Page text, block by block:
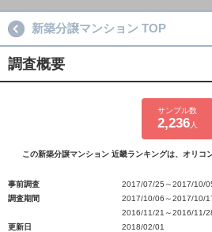
新築分譲マンション TOP
調査概要
サンプル数
2,236人
この新築分譲マンション 近畿ランキングは、オリコ
事前調査
2017/07/25～2017/10/
調査期間
2017/10/06～2017/10/
2016/11/21～2016/11/
更新日
2018/02/01